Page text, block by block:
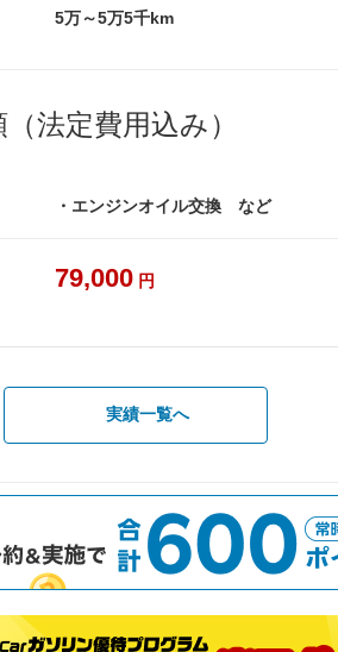
5万～5万5千km
（法定費用込み）
・エンジンオイル交換 など
79,000 円
実績一覧へ